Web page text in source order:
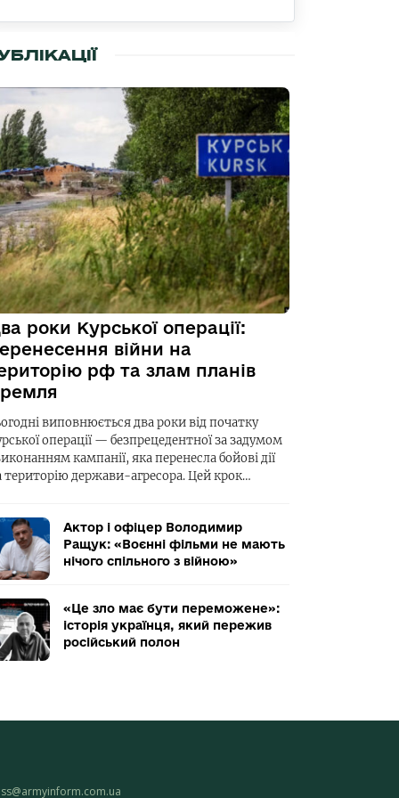
роки Курської операції:
війни на
рф та злам планів
виповнюється два роки від початку
операції — безпрецедентної за задумом
кампанії, яка перенесла бойові дії
територію держави-агресора. Цей крок…
Актор і офіцер Володимир
Ращук: «Воєнні фільми не мають
нічого спільного з війною»
«Це зло має бути переможене»:
історія українця, який пережив
російський полон